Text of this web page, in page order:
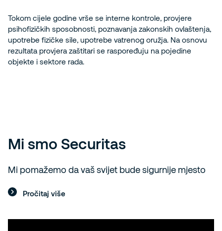
Tokom cijele godine vrše se interne kontrole, provjere
psihofizičkih sposobnosti, poznavanja zakonskih ovlaštenja,
upotrebe fizičke sile, upotrebe vatrenog oružja. Na osnovu
rezultata provjera zaštitari se raspoređuju na pojedine
objekte i sektore rada.
Mi smo Securitas
Mi pomažemo da vaš svijet bude sigurnije mjesto
Pročitaj više